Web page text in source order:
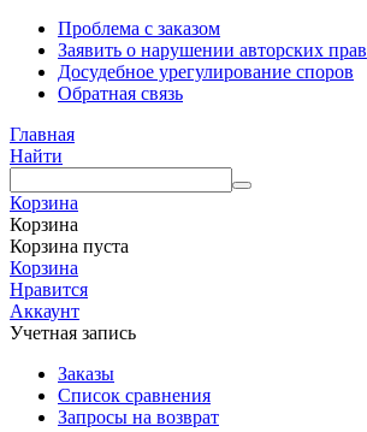
Проблема с заказом
Заявить о нарушении авторских прав
Досудебное урегулирование споров
Обратная связь
Главная
Найти
Корзина
Корзина
Корзина пуста
Корзина
Нравится
Аккаунт
Учетная запись
Заказы
Список сравнения
Запросы на возврат